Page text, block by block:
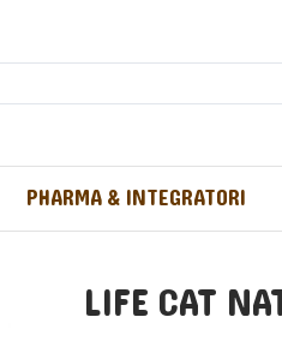
PHARMA & INTEGRATORI
LIFE CAT